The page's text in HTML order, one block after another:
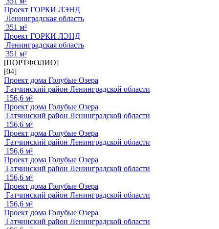
Проект ГОРКИ ЛЭНД
Ленинградская область
351 м²
Проект ГОРКИ ЛЭНД
Ленинградская область
351 м²
[ПОРТФОЛИО]
[04]
Проект дома Голубые Озера
Гатчинский район Ленинградской области
156,6 м²
Проект дома Голубые Озера
Гатчинский район Ленинградской области
156,6 м²
Проект дома Голубые Озера
Гатчинский район Ленинградской области
156,6 м²
Проект дома Голубые Озера
Гатчинский район Ленинградской области
156,6 м²
Проект дома Голубые Озера
Гатчинский район Ленинградской области
156,6 м²
Проект дома Голубые Озера
Гатчинский район Ленинградской области